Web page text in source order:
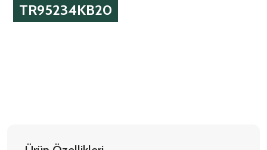
TR95234KB20